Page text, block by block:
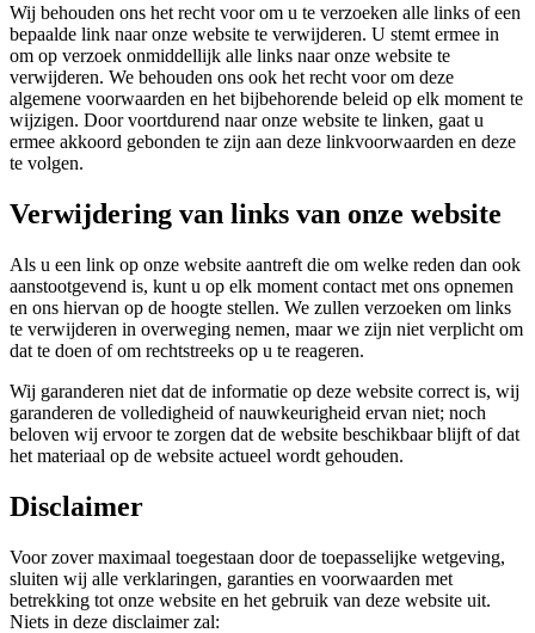
Wij behouden ons het recht voor om u te verzoeken alle links of een
bepaalde link naar onze website te verwijderen. U stemt ermee in
om op verzoek onmiddellijk alle links naar onze website te
verwijderen. We behouden ons ook het recht voor om deze
algemene voorwaarden en het bijbehorende beleid op elk moment te
wijzigen. Door voortdurend naar onze website te linken, gaat u
ermee akkoord gebonden te zijn aan deze linkvoorwaarden en deze
te volgen.
Verwijdering van links van onze website
Als u een link op onze website aantreft die om welke reden dan ook
aanstootgevend is, kunt u op elk moment contact met ons opnemen
en ons hiervan op de hoogte stellen. We zullen verzoeken om links
te verwijderen in overweging nemen, maar we zijn niet verplicht om
dat te doen of om rechtstreeks op u te reageren.
Wij garanderen niet dat de informatie op deze website correct is, wij
garanderen de volledigheid of nauwkeurigheid ervan niet; noch
beloven wij ervoor te zorgen dat de website beschikbaar blijft of dat
het materiaal op de website actueel wordt gehouden.
Disclaimer
Voor zover maximaal toegestaan door de toepasselijke wetgeving,
sluiten wij alle verklaringen, garanties en voorwaarden met
betrekking tot onze website en het gebruik van deze website uit.
Niets in deze disclaimer zal: